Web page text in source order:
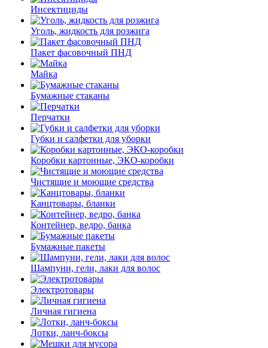
Инсектициды
Уголь, жидкость для розжига
Пакет фасовочный ПНД
Майка
Бумажные стаканы
Перчатки
Губки и салфетки для уборки
Коробки картонные, ЭКО-коробки
Чистящие и моющие средства
Канцтовары, бланки
Контейнер, ведро, банка
Бумажные пакеты
Шампуни, гели, лаки для волос
Электротовары
Личная гигиена
Лотки, ланч-боксы